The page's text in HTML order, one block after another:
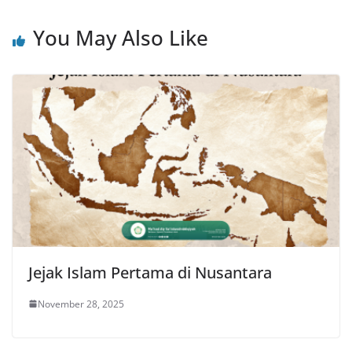
You May Also Like
Jejak Islam Pertama di Nusantara
November 28, 2025